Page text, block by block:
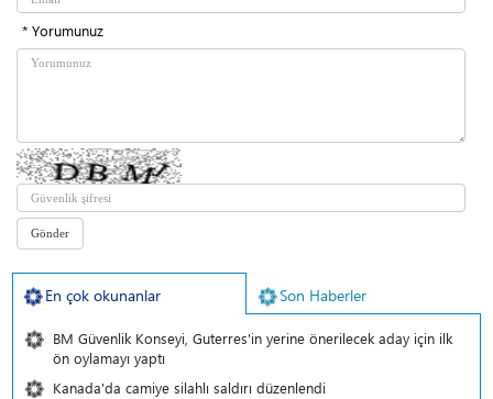
* Yorumunuz
En çok okunanlar Son Haberler
BM Güvenlik Konseyi, Guterres'in yerine önerilecek aday için ilk
ön oylamayı yaptı
Kanada'da camiye silahlı saldırı düzenlendi